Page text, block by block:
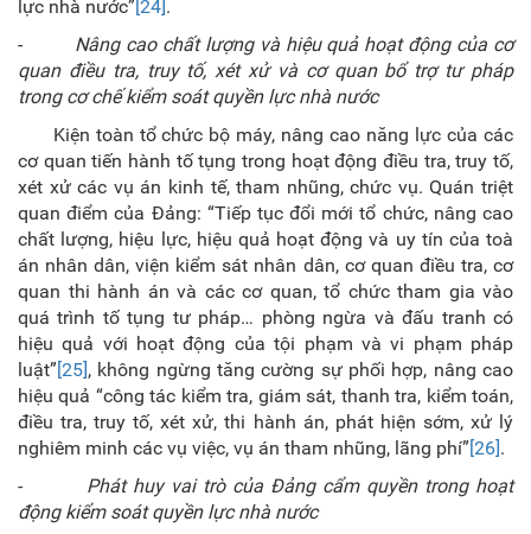
lực nhà nước” [24] .
- Nâng cao chất lượng và hiệu quả hoạt động của cơ
quan điều tra, truy tố, xét xử và cơ quan bổ trợ tư pháp
trong cơ chế kiểm soát quyền lực nhà nước
Kiện toàn tổ chức bộ máy, nâng cao năng lực của các
cơ quan tiến hành tố tụng trong hoạt động điều tra, truy tố,
xét xử các vụ án kinh tế, tham nhũng, chức vụ. Quán triệt
quan điểm của Đảng: “Tiếp tục đổi mới tổ chức, nâng cao
chất lượng, hiệu lực, hiệu quả hoạt động và uy tín của toà
án nhân dân, viện kiểm sát nhân dân, cơ quan điều tra, cơ
quan thi hành án và các cơ quan, tổ chức tham gia vào
quá trình tố tụng tư pháp… phòng ngừa và đấu tranh có
hiệu quả với hoạt động của tội phạm và vi phạm pháp
luật”[25], không ngừng tăng cường sự phối hợp, nâng cao
hiệu quả “công tác kiểm tra, giám sát, thanh tra, kiểm toán,
điều tra, truy tố, xét xử, thi hành án, phát hiện sớm, xử lý
nghiêm minh các vụ việc, vụ án tham nhũng, lãng phí”[26].
- Phát huy vai trò của Đảng cẩm quyền trong hoạt
động kiểm soát quyền lực nhà nước